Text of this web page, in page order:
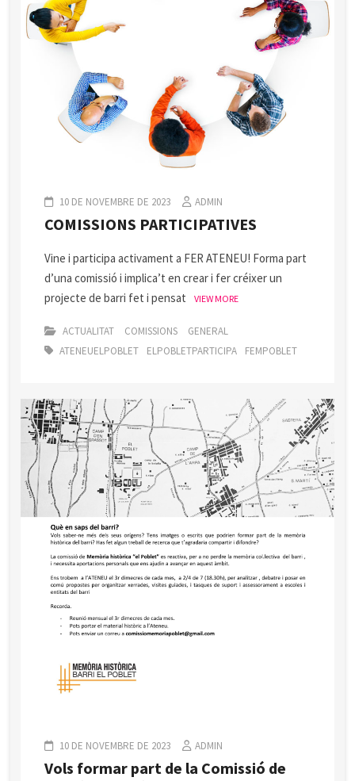
10 DE NOVEMBRE DE 2023 ADMIN
COMISSIONS PARTICIPATIVES
Vine i participa activament a FER ATENEU! Forma part
d’una comissió i implica’t en crear i fer créixer un
projecte de barri fet i pensat
VIEW MORE
ACTUALITAT COMISSIONS
GENERAL
ATENEUELPOBLET
ELPOBLETPARTICIPA FEMPOBLET
10 DE NOVEMBRE DE 2023 ADMIN
Vols formar part de la Comissió de